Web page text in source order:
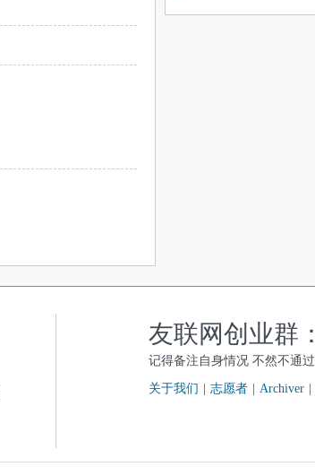
友联网创业群：
记得备注自身情况 不然不通过
关于我们 志愿者 Archiver